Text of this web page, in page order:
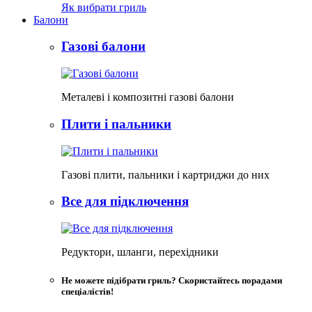
Як вибрати гриль
Балони
Газові балони
Металеві і композитні газові балони
Плити і пальники
Газові плити, пальники і картриджи до них
Все для підключення
Редуктори, шланги, перехідники
Не можете підібрати гриль? Скористайтесь порадами
спеціалістів!